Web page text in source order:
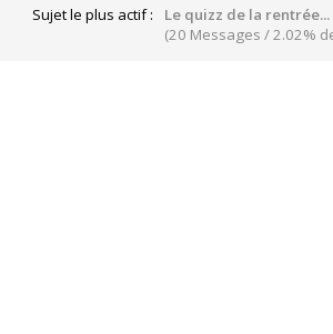
Sujet le plus actif :
Le quizz de la rentrée...
(20 Messages / 2.02%